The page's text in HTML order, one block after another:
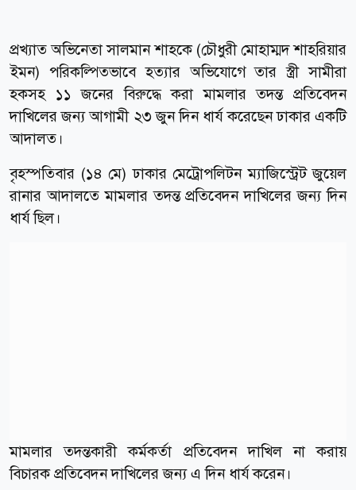
প্রখ্যাত অভিনেতা সালমান শাহকে (চৌধুরী মোহাম্মদ শাহরিয়ার
ইমন) পরিকল্পিতভাবে হত্যার অভিযোগে তার স্ত্রী সামীরা
হকসহ ১১ জনের বিরুদ্ধে করা মামলার তদন্ত প্রতিবেদন
দাখিলের জন্য আগামী ২৩ জুন দিন ধার্য করেছেন ঢাকার একটি
আদালত।
বৃহস্পতিবার (১৪ মে) ঢাকার মেট্রোপলিটন ম্যাজিস্ট্রেট জুয়েল
রানার আদালতে মামলার তদন্ত প্রতিবেদন দাখিলের জন্য দিন
ধার্য ছিল।
মামলার তদন্তকারী কর্মকর্তা প্রতিবেদন দাখিল না করায়
বিচারক প্রতিবেদন দাখিলের জন্য এ দিন ধার্য করেন।